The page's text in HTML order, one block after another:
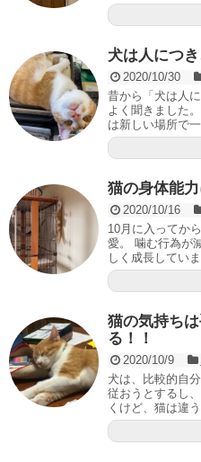
犬は人につ
2020/10/30
昔から「犬は人
よく聞きました
は新しい場所で
猫の身体能
2020/10/16
10月に入ってか
愛。 噛む行為が
しく成長してい
猫の気持ち
る！！
2020/10/9
犬は、比較的自
従おうとするし
くけど、猫は違